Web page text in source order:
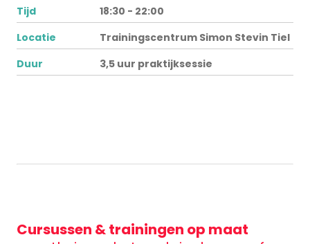
Tijd
18:30 - 22:00
Locatie
Trainingscentrum Simon Stevin Tiel
Duur
3,5 uur praktijksessie
Cursussen & trainingen op maat